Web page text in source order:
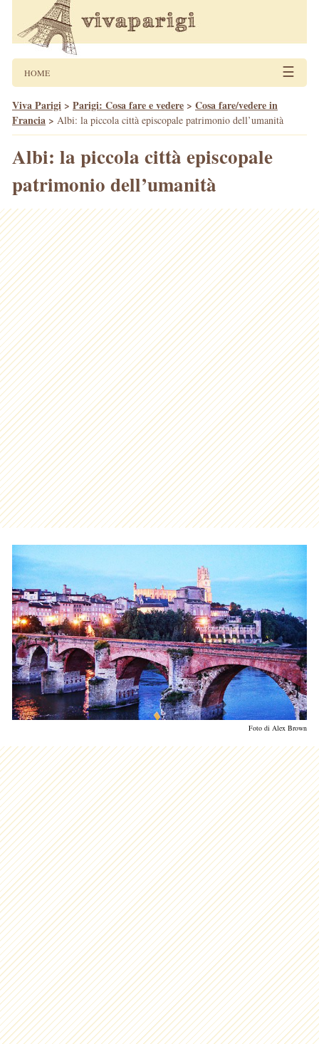
HOME ☰
Viva Parigi > Parigi: Cosa fare e vedere > Cosa fare/vedere in
Francia > Albi: la piccola città episcopale patrimonio dell’umanità
Albi: la piccola città episcopale
patrimonio dell’umanità
Foto di Alex Brown